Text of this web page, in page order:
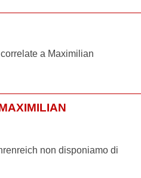
a Maximilian
non disponiamo di